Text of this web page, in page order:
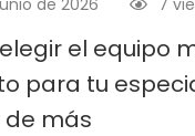
el equipo
para tu
más